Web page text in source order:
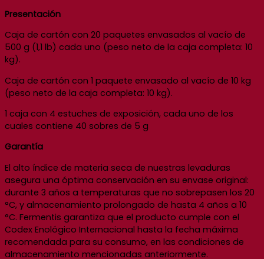
Presentación
Caja de cartón con 20 paquetes envasados al vacío de
500 g (1,1 lb) cada uno (peso neto de la caja completa: 10
kg).
Caja de cartón con 1 paquete envasado al vacío de 10 kg
(peso neto de la caja completa: 10 kg).
1 caja con 4 estuches de exposición, cada uno de los
cuales contiene 40 sobres de 5 g
Garantía
El alto índice de materia seca de nuestras levaduras
asegura una óptima conservación en su envase original:
durante 3 años a temperaturas que no sobrepasen los 20
°C, y almacenamiento prolongado de hasta 4 años a 10
°C. Fermentis garantiza que el producto cumple con el
Codex Enológico Internacional hasta la fecha máxima
recomendada para su consumo, en las condiciones de
almacenamiento mencionadas anteriormente.